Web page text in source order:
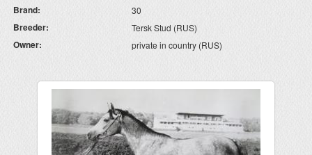
Brand: 30
Breeder: Tersk Stud (RUS)
Owner: private in country (RUS)